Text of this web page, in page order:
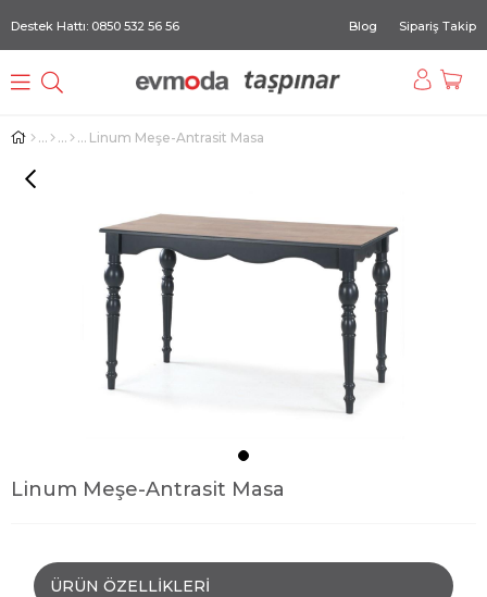
Destek Hattı: 0850 532 56 56 Blog Sipariş Takip
Linum Meşe-Antrasit Masa
Linum Meşe-Antrasit Masa
ÜRÜN ÖZELLIKLERI